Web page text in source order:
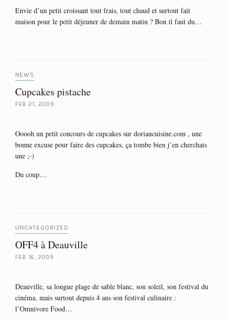
Envie d’un petit croissant tout frais, tout chaud et surtout fait
maison pour le petit déjeuner de demain matin ? Bon il faut du…
NEWS
Cupcakes pistache
FEB 21, 2009
Ooooh un petit concours de cupcakes sur doriancuisine.com , une
bonne excuse pour faire des cupcakes, ça tombe bien j’en cherchais
une ;-)
Du coup…
UNCATEGORIZED
OFF4 à Deauville
FEB 16, 2009
Deauville, sa longue plage de sable blanc, son soleil, son festival du
cinéma, mais surtout depuis 4 ans son festival culinaire :
l’Omnivore Food…